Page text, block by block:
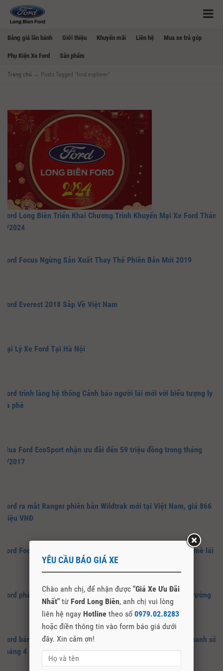
Bảng giá lăn bánh Giới thiệu Khuyến mãi Liên hệ Mua xe trả góp
Phụ Kiện Xe Ford Sản phẩm
Trang chủ → Posts Tagged "ford explorer"
Ford Long Biên Triển Khai Chương Trình Khuyến Mại Xe Ford Tháng
1/2024
Ford Focus Ngừng Sản Xuất Thay Thế Phiên Bản Mới 2019
Ford Everest 2018 Sắp Về Việt Nam
Đại Lý Xe Ford Tại Hà Nội
Ford trình làng hệ thống Cảnh báo người lái mới với biểu tượng ly
cà phê
Mua Ford EcoSport nhận ưu đãi đến 59 triệu đồng trong tháng
6/2017
Ford ra mắt Ranger phiên bản Wildtrak mới tại Việt Nam, giá 866
triệu VNĐ
Ford Focus Trend 2017 – Chiếc xe gia đình dành cho người mê lái
Ford phát triển công nghệ xe thân thiện toàn diện với môi trường
Ford bán ra 2.544 chiếc xe trong tháng 4/2017, lập kỉ lục doanh số
tháng 4 cao nhất lịch sử
YÊU CẦU BÁO GIÁ XE
Chào anh chị, để nhận được "Giá Xe Ưu Đãi
Nhất" từ Ford Long Biên, anh chị vui lòng
liên hệ ngay Hotline theo số 0979.02.8283
hoặc điền thông tin vào form báo giá dưới
đây. Xin cảm ơn!